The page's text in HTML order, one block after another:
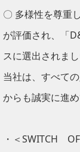
〇 多様性を尊重
が評価され、「
スに選出されまし
当社は、すべて
からも誠実に進め
・＜SWITCH